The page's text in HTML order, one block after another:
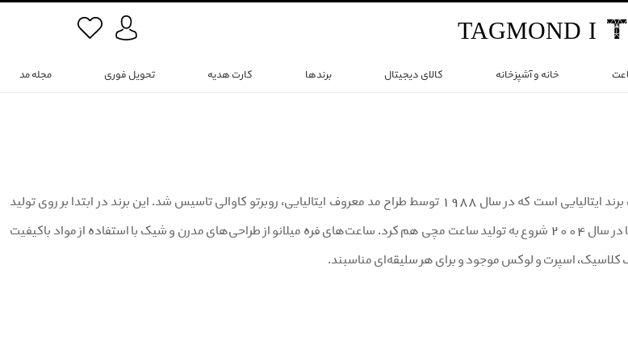
TAGMOND I
خانه و آشپزخانه کالای دیجیتال برندها کارت هدیه تحویل فوری مجله مد
برند فره میلانو (ferre Milano) یک برند ایتالیایی است که در سال 1988 توسط طراح مد معروف ایتالیایی، روبرتو کاوالی تاسیس شد. این برند در ابتدا بر روی تولید
لباس، کیف و کفش تمرکز داشت، اما در سال 2004 شروع به تولید ساعت مچی هم کرد. ساعت‌های فره میلانو از طراحی‌های مدرن و شیک با استفاده از مواد باکیفیت
کلاسیک، اسپرت و لوکس موجود و برای هر سلیقه‌ای مناسبند.